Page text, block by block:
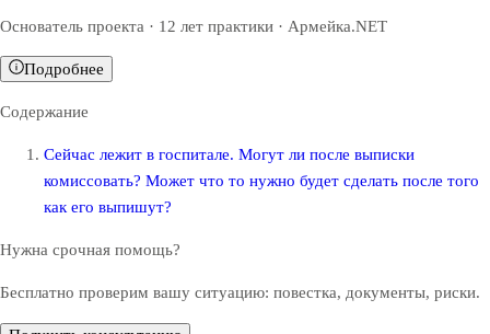
Основатель проекта · 12 лет практики · Армейка.NET
Подробнее
Содержание
Сейчас лежит в госпитале. Могут ли после выписки
комиссовать? Может что то нужно будет сделать после того
как его выпишут?
Нужна срочная помощь?
Бесплатно проверим вашу ситуацию: повестка, документы, риски.